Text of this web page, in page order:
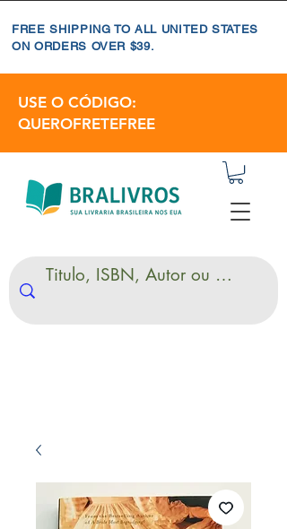
FREE SHIPPING TO ALL UNITED STATES
ON ORDERS OVER $39.
USE O CÓDIGO:
QUEROFRETEFREE